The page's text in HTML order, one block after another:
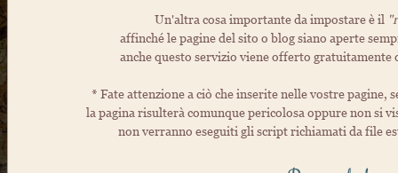
Un'altra cosa importante da impostare è il
affinché le pagine del sito o blog siano aperte
anche questo servizio viene offerto
* Fate attenzione a ciò che inserite nelle vostre pagine,
la pagina risulterà comunque pericolosa oppure non si
non verranno eseguiti gli script richiamati da file